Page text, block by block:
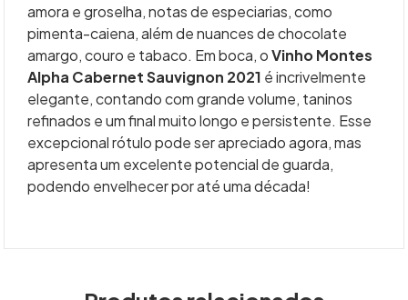
amora e groselha, notas de especiarias, como
pimenta-caiena, além de nuances de chocolate
amargo, couro e tabaco. Em boca, oVinho Montes
Alpha Cabernet Sauvignon 2021 é incrivelmente
elegante, contando com grande volume, taninos
refinados e um final muito longo e persistente. Esse
excepcional rótulo pode ser apreciado agora, mas
apresenta um excelente potencial de guarda,
podendo envelhecer por até uma década!